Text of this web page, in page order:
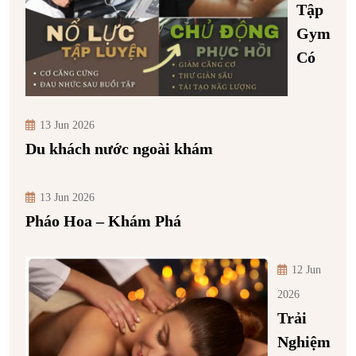
Tập
Gym
Có
13 Jun 2026
Du khách nước ngoài khám
13 Jun 2026
Pháo Hoa – Khám Phá
12 Jun
2026
Trải
Nghiệm